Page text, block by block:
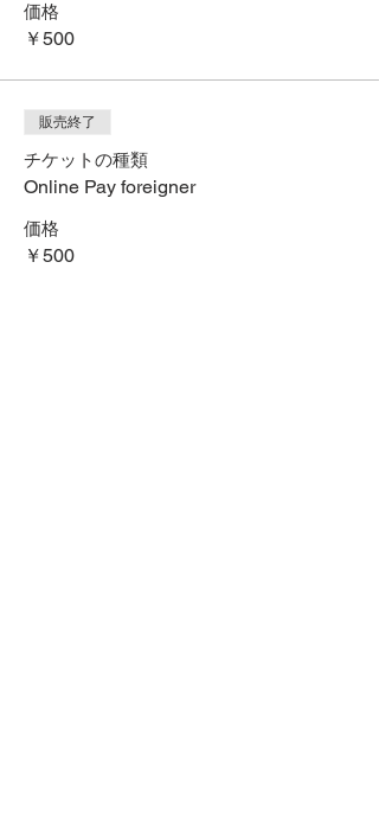
価格
￥500
販売終了
チケットの種類
Online Pay foreigner
価格
￥500